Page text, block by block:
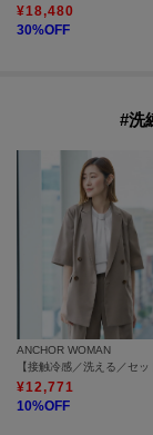
¥18,480
30%OFF
#洗
ANCHOR WOMAN
¥12,771
10%OFF